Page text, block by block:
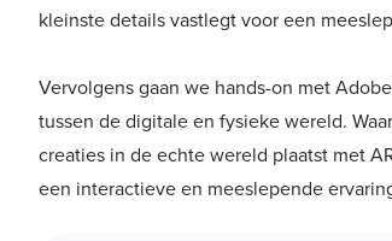
kleinste details vastlegt voor een
Vervolgens gaan we hands-on met
tussen de digitale en fysieke wereld.
creaties in de echte wereld plaatst met
een interactieve en meeslepende